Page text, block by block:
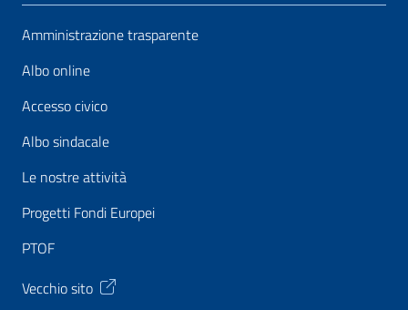
Amministrazione trasparente
Albo online
Accesso civico
Albo sindacale
Le nostre attività
Progetti Fondi Europei
PTOF
Vecchio sito